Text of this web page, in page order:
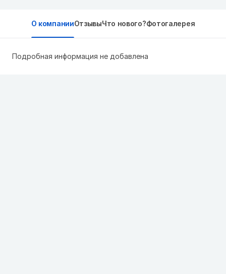
О компанииОтзывыЧто нового?Фотогалерея
Подробная информация не добавлена